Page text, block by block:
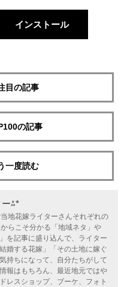
インストール
目の記事
の記事
一度読む
⁂*
地花嫁ライターさんそれぞれの
らこそ分かる「地域ネタ」や
を記事に盛り込んで、ライター
婚する花嫁」「その土地に嫁ぐ
持ちになって、自分たちがして
報はもちろん、最近地元ではや
レスショップ、ブーケ、フォト